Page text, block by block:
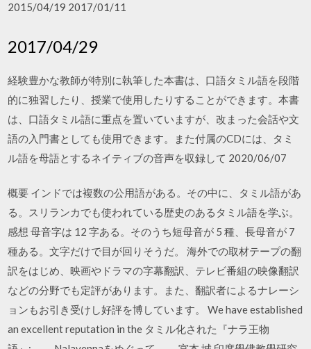
2015/04/19 2017/01/11
2017/04/29
経験豊かな教師が特別に執筆した本書は、口語タミル語を段階
的に独習したり、授業で使用したりすることができます。本書
は、口語タミル語に重点を置いていますが、改まった会話や文
語の入門書としても使用できます。また付属のCDには、タミ
ル語を母語とするネイティブの音声を収録して 2020/06/07
概要 インドでは複数の公用語がある。その中に、タミル語があ
る。スリランカでも使われている歴史のあるタミル語を学ぶ。
感想 母音字は 12 字ある。そのうち短母音が 5 種、長母音が 7
種ある。文字だけで目が回りそうだ。 海外での取材テープの翻
訳をはじめ、映画やドラマの字幕翻訳、テレビ番組の映像翻訳
などの分野でも定評があります。また、翻訳者によるナレーシ
ョンもお引き受けし好評を博しています。 We have established
an excellent reputation in the タミル化された『ナラ王物